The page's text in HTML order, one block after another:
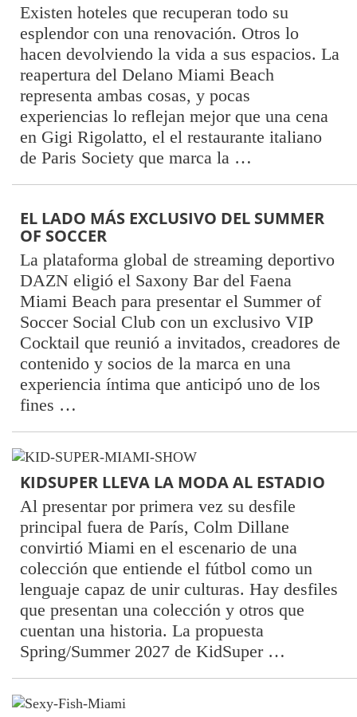
Existen hoteles que recuperan todo su
esplendor con una renovación. Otros lo
hacen devolviendo la vida a sus espacios. La
reapertura del Delano Miami Beach
representa ambas cosas, y pocas
experiencias lo reflejan mejor que una cena
en Gigi Rigolatto, el el restaurante italiano
de Paris Society que marca la …
EL LADO MÁS EXCLUSIVO DEL SUMMER
OF SOCCER
La plataforma global de streaming deportivo
DAZN eligió el Saxony Bar del Faena
Miami Beach para presentar el Summer of
Soccer Social Club con un exclusivo VIP
Cocktail que reunió a invitados, creadores de
contenido y socios de la marca en una
experiencia íntima que anticipó uno de los
fines …
KIDSUPER LLEVA LA MODA AL ESTADIO
Al presentar por primera vez su desfile
principal fuera de París, Colm Dillane
convirtió Miami en el escenario de una
colección que entiende el fútbol como un
lenguaje capaz de unir culturas. Hay desfiles
que presentan una colección y otros que
cuentan una historia. La propuesta
Spring/Summer 2027 de KidSuper …